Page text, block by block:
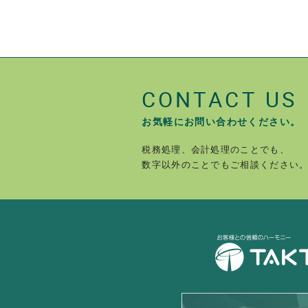
CONTACT US
お気軽にお問い合わせください。
税務処理、会計処理のことでも、
数字以外のことでもご相談ください